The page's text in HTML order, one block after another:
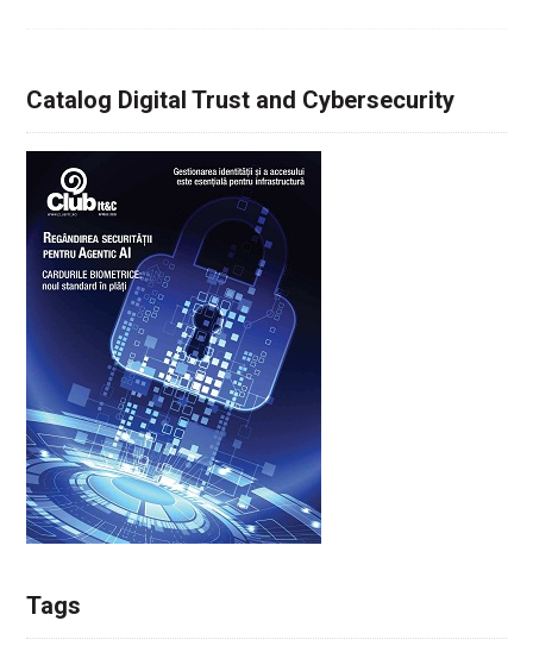
Catalog Digital Trust and Cybersecurity
Tags